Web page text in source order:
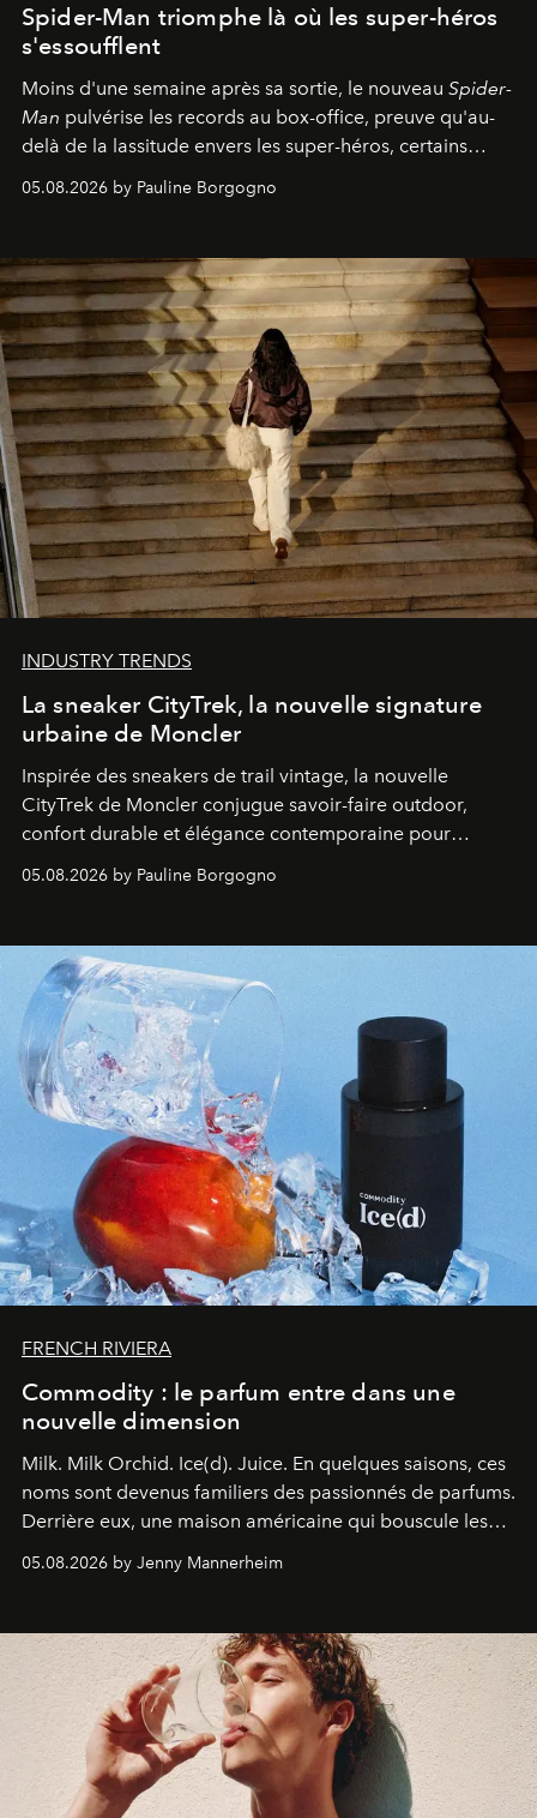
Spider-Man triomphe là où les super-héros
s'essoufflent
Moins d'une semaine après sa sortie, le nouveau Spider-
Man pulvérise les records au box-office, preuve qu'au-
delà de la lassitude envers les super-héros, certains
05.08.2026 by Pauline Borgogno
INDUSTRY TRENDS
La sneaker CityTrek, la nouvelle signature
urbaine de Moncler
Inspirée des sneakers de trail vintage, la nouvelle
CityTrek de Moncler conjugue savoir-faire outdoor,
confort durable et élégance contemporaine pour
05.08.2026 by Pauline Borgogno
FRENCH RIVIERA
Commodity : le parfum entre dans une
nouvelle dimension
Milk. Milk Orchid. Ice(d). Juice. En quelques saisons, ces
noms sont devenus familiers des passionnés de parfums.
Derrière eux, une maison américaine qui bouscule les
une approche aussi intuitive que personnelle :
05.08.2026 by Jenny Mannerheim